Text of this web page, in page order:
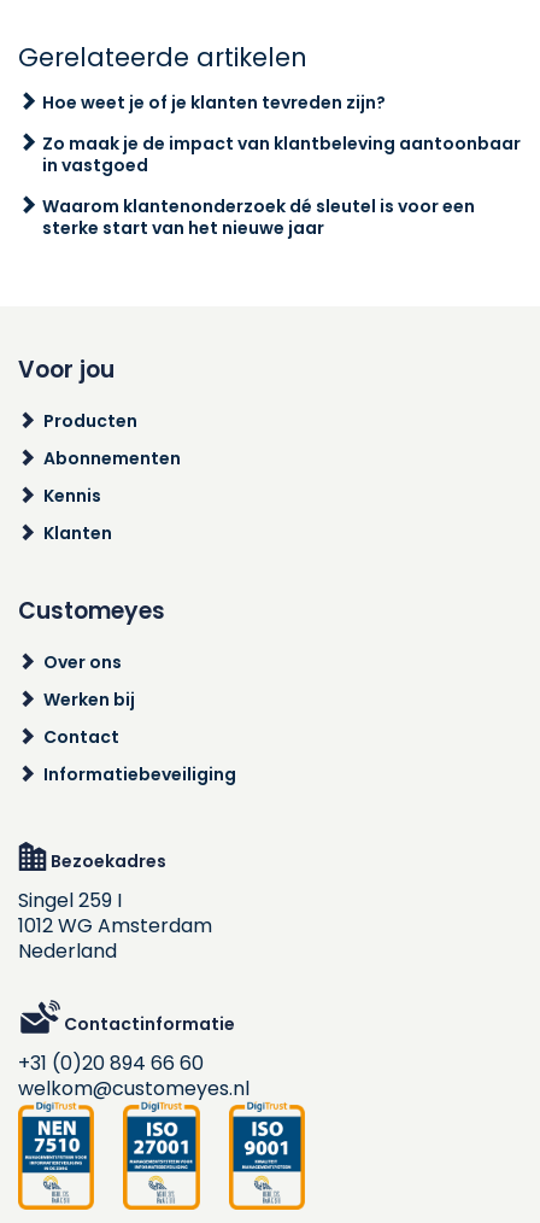
Gerelateerde artikelen
Hoe weet je of je klanten tevreden zijn?
Zo maak je de impact van klantbeleving aantoonbaar
in vastgoed
Waarom klantenonderzoek dé sleutel is voor een
sterke start van het nieuwe jaar
Voor jou
Producten
Abonnementen
Kennis
Klanten
Customeyes
Over ons
Werken bij
Contact
Informatiebeveiliging
Bezoekadres
Singel 259 I
1012 WG Amsterdam
Nederland
Contactinformatie
+31 (0)20 894 66 60
welkom@customeyes.nl